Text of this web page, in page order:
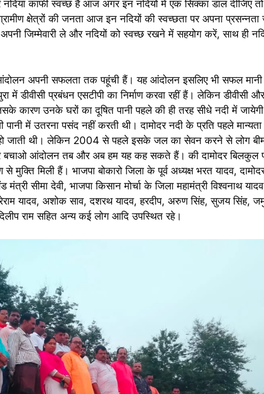
नदियां काफी स्वच्छ है आज अगर इन नदियों में एक सिक्का डाल दीजिए
क्षेत्रों की जनता आज इन नदियों की स्वच्छता पर अपना प्रसन्नता
जिम्मेवारी ले और नदियों को स्वच्छ रखने में सहयोग करें, साथ ही
अपनी सफलता तक पहूंची हैं। यह आंदोलन इसलिए भी सफल मानी
में डीवीसी प्रबंधन एसटीपी का निर्माण करवा रहीं हैं। लेकिन
कारण उनके घरों का दूषित पानी पहले की ही तरह सीधे नदी में
में उतरना पसंद नहीं करती थी। दामोदर नदी के प्रति पहले
जाती थी। लेकिन 2004 से पहले इसके जल का सेवन करने से लोग
आंदोलन तब और अब हम यह कह सकते हैं। की दामोदर बिलकुल
मिली हैं। भाजपा बोकारो जिला के पूर्व अध्यक्ष भरत यादव,
सीमा देवी, भाजपा किसान मोर्चा के जिला महामंत्री विश्वनाथ
यादव, अशोक साव, दशरथ यादव, हरदीप, अरुण सिंह, सुजय सिंह,
राम सहित अन्य कई लोग आदि उपस्थित रहे।